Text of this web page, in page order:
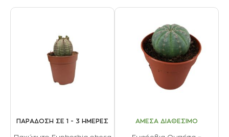
ΠΑΡΑΔΟΣΗ ΣΕ 1 - 3 ΗΜΕΡΕΣ ΑΜΕΣΑ ΔΙΑΘΕΣΙΜΟ